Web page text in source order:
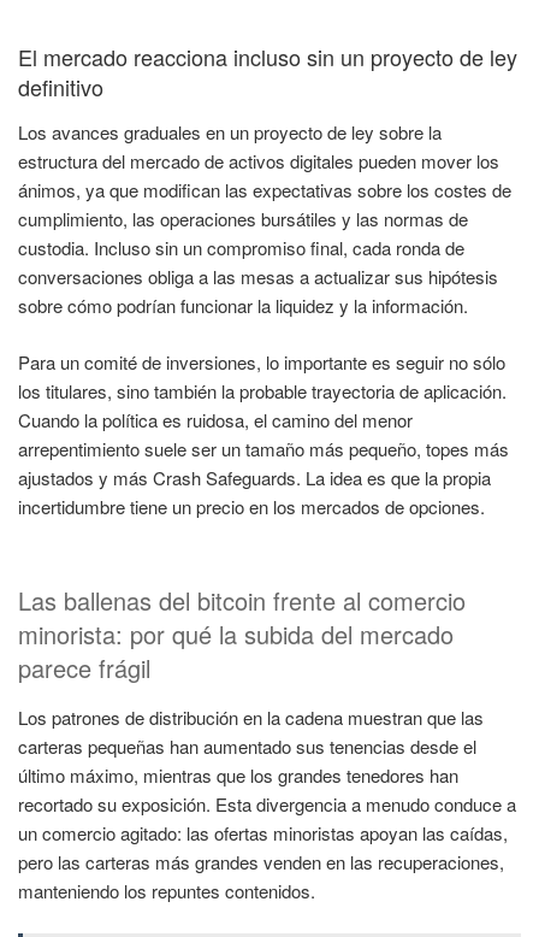
El mercado reacciona incluso sin un proyecto de ley
definitivo
Los avances graduales en un proyecto de ley sobre la
estructura del mercado de activos digitales pueden mover los
ánimos, ya que modifican las expectativas sobre los costes de
cumplimiento, las operaciones bursátiles y las normas de
custodia. Incluso sin un compromiso final, cada ronda de
conversaciones obliga a las mesas a actualizar sus hipótesis
sobre cómo podrían funcionar la liquidez y la información.
Para un comité de inversiones, lo importante es seguir no sólo
los titulares, sino también la probable trayectoria de aplicación.
Cuando la política es ruidosa, el camino del menor
arrepentimiento suele ser un tamaño más pequeño, topes más
ajustados y más Crash Safeguards. La idea es que la propia
incertidumbre tiene un precio en los mercados de opciones.
Las ballenas del bitcoin frente al comercio
minorista: por qué la subida del mercado
parece frágil
Los patrones de distribución en la cadena muestran que las
carteras pequeñas han aumentado sus tenencias desde el
último máximo, mientras que los grandes tenedores han
recortado su exposición. Esta divergencia a menudo conduce a
un comercio agitado: las ofertas minoristas apoyan las caídas,
pero las carteras más grandes venden en las recuperaciones,
manteniendo los repuntes contenidos.